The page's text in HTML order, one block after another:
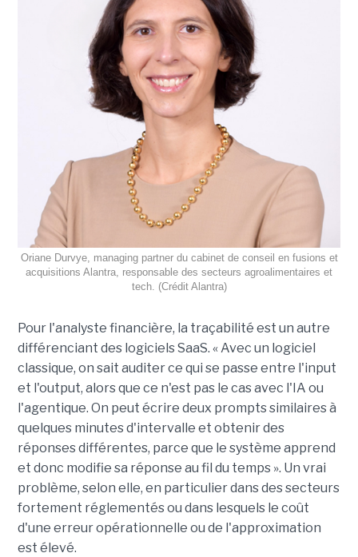
Oriane Durvye, managing partner du cabinet de conseil en fusions et
acquisitions Alantra, responsable des secteurs agroalimentaires et
tech. (Crédit Alantra)
Pour l'analyste financière, la traçabilité est un autre
différenciant des logiciels SaaS. « Avec un logiciel
classique, on sait auditer ce qui se passe entre l'input
et l'output, alors que ce n'est pas le cas avec l'IA ou
l'agentique. On peut écrire deux prompts similaires à
quelques minutes d'intervalle et obtenir des
réponses différentes, parce que le système apprend
et donc modifie sa réponse au fil du temps ». Un vrai
problème, selon elle, en particulier dans des secteurs
fortement réglementés ou dans lesquels le coût
d'une erreur opérationnelle ou de l'approximation
est élevé.